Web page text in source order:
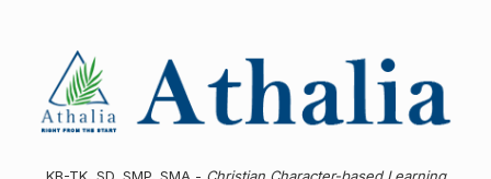
KB-TK, SD, SMP, SMA - Christian Character-based Learning